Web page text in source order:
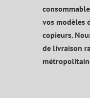
vos modèles
copieurs.
de livraison